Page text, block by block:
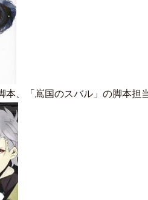
本、「嶌国のスバル」の脚本担